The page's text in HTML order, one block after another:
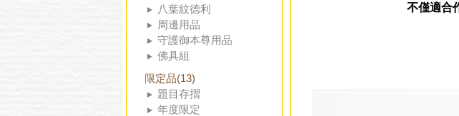
八葉紋德利
周邊用品
守護御本尊用品
佛具組
限定品(13)
題目存摺
年度限定
不僅適合